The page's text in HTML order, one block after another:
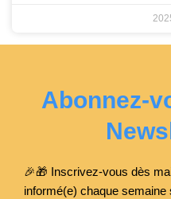
Abonnez-
🎉🎁 Inscrivez-vous dès
informé(e) chaque semaine